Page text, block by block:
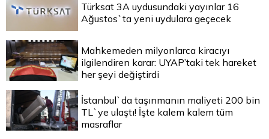
Türksat 3A uydusundaki yayınlar 16
Ağustos`ta yeni uydulara geçecek
Mahkemeden milyonlarca kiracıyı
ilgilendiren karar: UYAP’taki tek hareket
her şeyi değiştirdi
İstanbul`da taşınmanın maliyeti 200 bin
TL`ye ulaştı! İşte kalem kalem tüm
masraflar